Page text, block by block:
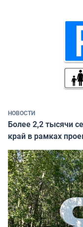
НОВОСТИ
Более 2,2 тысячи
край в рамках